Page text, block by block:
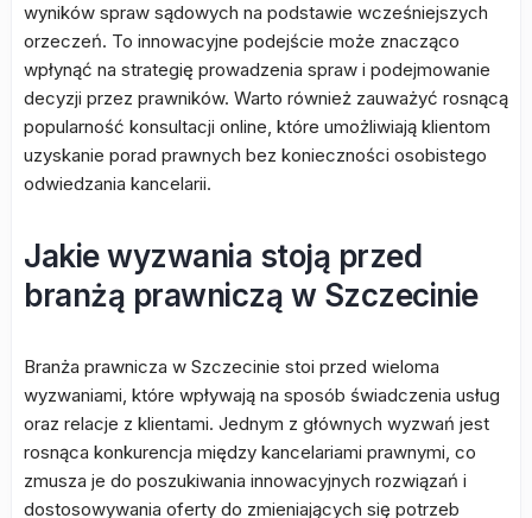
wyników spraw sądowych na podstawie wcześniejszych
orzeczeń. To innowacyjne podejście może znacząco
wpłynąć na strategię prowadzenia spraw i podejmowanie
decyzji przez prawników. Warto również zauważyć rosnącą
popularność konsultacji online, które umożliwiają klientom
uzyskanie porad prawnych bez konieczności osobistego
odwiedzania kancelarii.
Jakie wyzwania stoją przed
branżą prawniczą w Szczecinie
Branża prawnicza w Szczecinie stoi przed wieloma
wyzwaniami, które wpływają na sposób świadczenia usług
oraz relacje z klientami. Jednym z głównych wyzwań jest
rosnąca konkurencja między kancelariami prawnymi, co
zmusza je do poszukiwania innowacyjnych rozwiązań i
dostosowywania oferty do zmieniających się potrzeb